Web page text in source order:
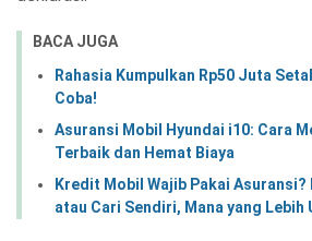
BACA JUGA
Rahasia Kumpulkan Rp50 Juta
Coba!
Asuransi Mobil Hyundai i10: Cara
Terbaik dan Hemat Biaya
Kredit Mobil Wajib Pakai Asuransi?
atau Cari Sendiri, Mana yang Lebih